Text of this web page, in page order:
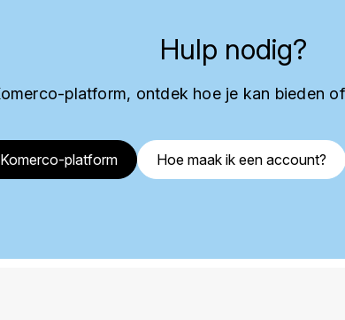
Hulp nodig?
platform, ontdek hoe je kan bieden
platform Hoe maak ik een account?